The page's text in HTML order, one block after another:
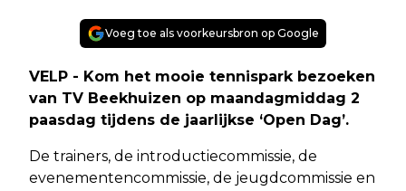
Voeg toe als voorkeursbron op Google
VELP - Kom het mooie tennispark bezoeken
van TV Beekhuizen op maandagmiddag 2
paasdag tijdens de jaarlijkse ‘Open Dag’.
De trainers, de introductiecommissie, de
evenementencommissie, de jeugdcommissie en